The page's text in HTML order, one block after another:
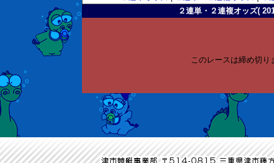
２連単・２連複オッズ(
このレースは締め切り